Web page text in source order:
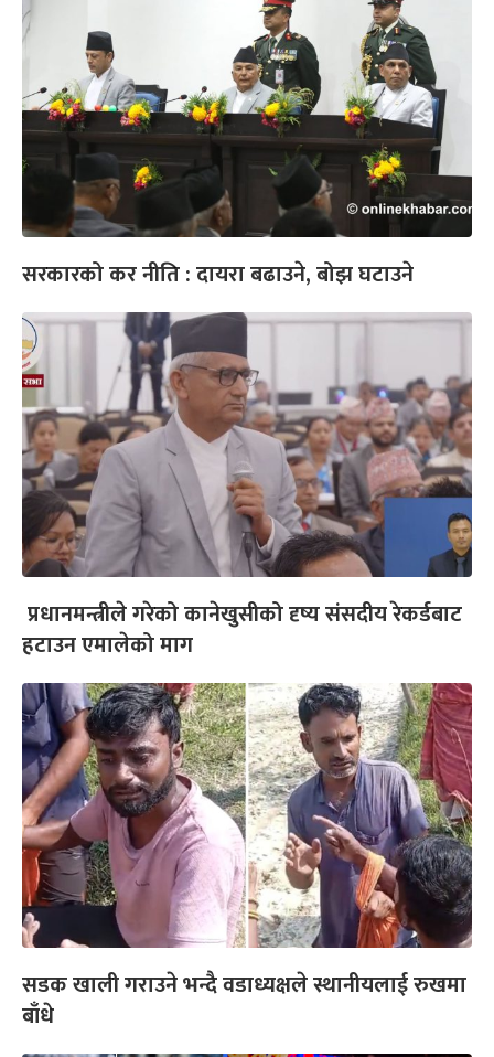
सरकारको कर नीति : दायरा बढाउने, बोझ घटाउने
प्रधानमन्त्रीले गरेको कानेखुसीको दृष्य संसदीय रेकर्डबाट
हटाउन एमालेको माग
सडक खाली गराउने भन्दै वडाध्यक्षले स्थानीयलाई रुखमा
बाँधे